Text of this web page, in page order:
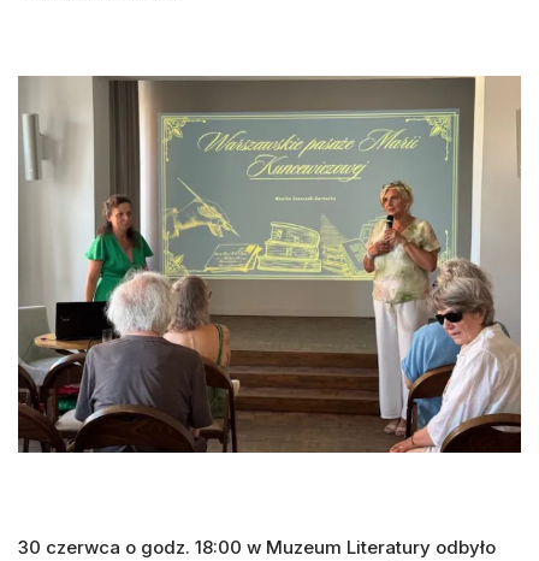
30 czerwca o godz. 18:00 w Muzeum Literatury odbyło